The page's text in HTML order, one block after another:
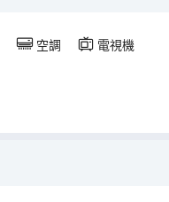
空調 電視機